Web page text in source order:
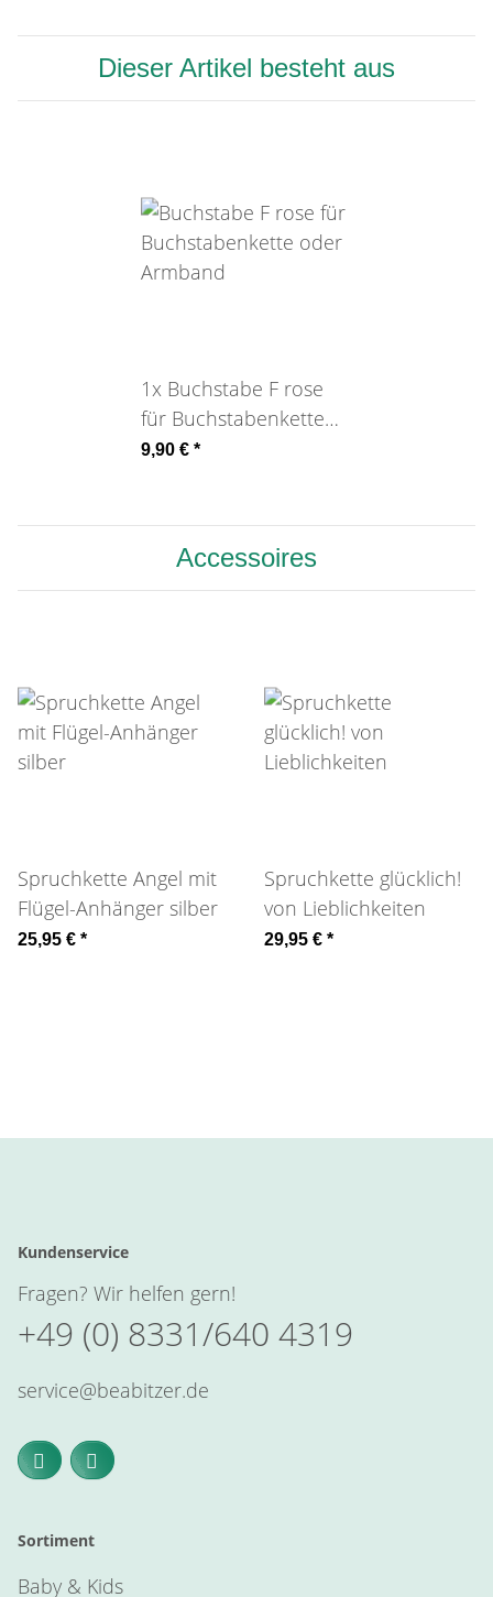
Dieser Artikel besteht aus
1x Buchstabe F rose
für Buchstabenkette
oder Armband
9,90 € *
Accessoires
Spruchkette Angel mit
Flügel-Anhänger silber
25,95 € *
Spruchkette glücklich!
von Lieblichkeiten
29,95 € *
Kundenservice
Fragen? Wir helfen gern!
+49 (0) 8331/640 4319
service@beabitzer.de
Sortiment
Baby & Kids